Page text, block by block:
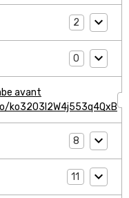
2
0
avant
ko3203l2W4j553q4QxB
8
11